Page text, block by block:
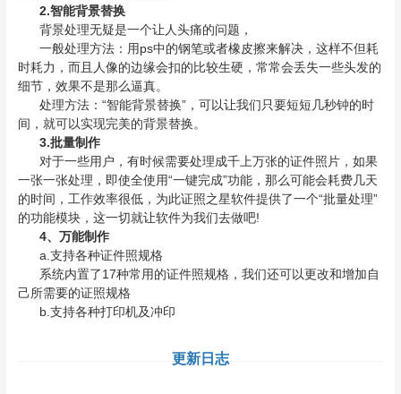
2.智能背景替换
背景处理无疑是一个让人头痛的问题，
一般处理方法：用ps中的钢笔或者橡皮擦来解决，这样不但耗
时耗力，而且人像的边缘会扣的比较生硬，常常会丢失一些头发的
细节，效果不是那么逼真。
处理方法：“智能背景替换”，可以让我们只要短短几秒钟的时
间，就可以实现完美的背景替换。
3.批量制作
对于一些用户，有时候需要处理成千上万张的证件照片，如果
一张一张处理，即使全使用“一键完成”功能，那么可能会耗费几天
的时间，工作效率很低，为此证照之星软件提供了一个“批量处理”
的功能模块，这一切就让软件为我们去做吧!
4、万能制作
a.支持各种证件照规格
系统内置了17种常用的证件照规格，我们还可以更改和增加自
己所需要的证照规格
b.支持各种打印机及冲印
更新日志